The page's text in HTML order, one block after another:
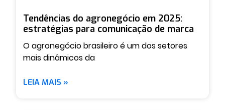
Tendências do agronegócio em 2025:
estratégias para comunicação de marca
O agronegócio brasileiro é um dos setores
mais dinâmicos da
LEIA MAIS »